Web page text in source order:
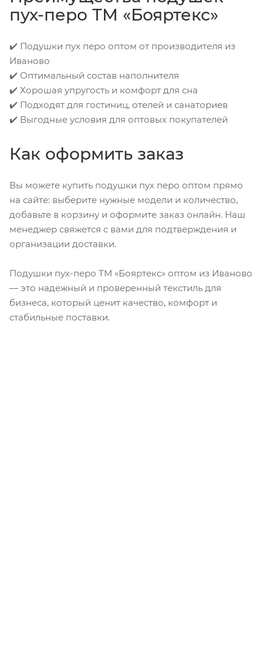
пух-перо ТМ «Бояртекс»
✔️ Подушки пух перо оптом от производителя из
Иваново
✔️ Оптимальный состав наполнителя
✔️ Хорошая упругость и комфорт для сна
✔️ Подходят для гостиниц, отелей и санаториев
✔️ Выгодные условия для оптовых покупателей
Как оформить заказ
Вы можете купить подушки пух перо оптом прямо
на сайте: выберите нужные модели и количество,
добавьте в корзину и оформите заказ онлайн. Наш
менеджер свяжется с вами для подтверждения и
организации доставки.
Подушки пух-перо ТМ «Бояртекс» оптом из Иваново
— это надежный и проверенный текстиль для
бизнеса, который ценит качество, комфорт и
стабильные поставки.